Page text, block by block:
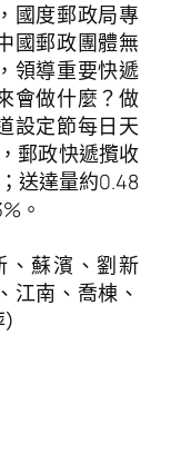
度郵政局專
國郵政團體無
領導重要快遞
會做什麼？做
設定節每日天
郵政快遞攬收
送達量約0.48
。
蘇濱、劉新
江南、喬棟、